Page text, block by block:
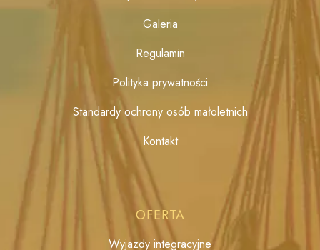
Galeria
Regulamin
Polityka prywatności
Standardy ochrony osób małoletnich
Kontakt
OFERTA
Wyjazdy integracyjne